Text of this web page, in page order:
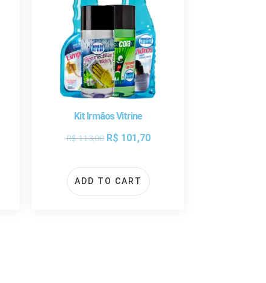
Kit Irmãos Vitrine
R$113,00 R$ 101,70
ADD TO CART